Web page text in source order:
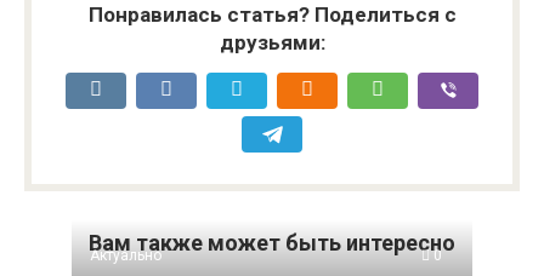
Понравилась статья? Поделиться с
друзьями:
Вам также может быть интересно
Актуально 0